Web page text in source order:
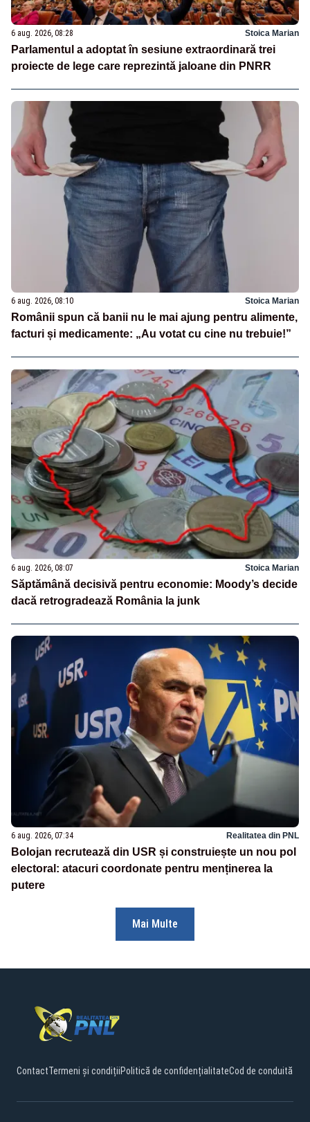
6 aug. 2026, 08:28 Stoica Marian
Parlamentul a adoptat în sesiune extraordinară trei
proiecte de lege care reprezintă jaloane din PNRR
6 aug. 2026, 08:10 Stoica Marian
Românii spun că banii nu le mai ajung pentru alimente,
facturi și medicamente: „Au votat cu cine nu trebuie!”
6 aug. 2026, 08:07 Stoica Marian
Săptămână decisivă pentru economie: Moody’s decide
dacă retrogradează România la junk
6 aug. 2026, 07:34 Realitatea din PNL
Bolojan recrutează din USR și construiește un nou pol
electoral: atacuri coordonate pentru menținerea la
putere
Mai Multe
ContactTermeni și condițiiPolitică de confidențialitateCod de conduită